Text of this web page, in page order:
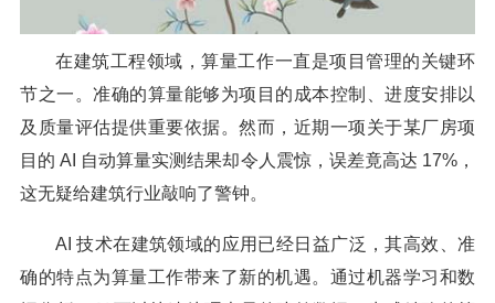
在建筑工程领域，算量工作一直是项目管理的关键环
节之一。准确的算量能够为项目的成本控制、进度安排以
及质量评估提供重要依据。然而，近期一项关于某厂房项
目的 AI 自动算量实测结果却令人震惊，误差竟高达 17%，
这无疑给建筑行业敲响了警钟。
AI 技术在建筑领域的应用已经日益广泛，其高效、准
确的特点为算量工作带来了新的机遇。通过机器学习和数